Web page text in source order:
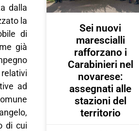
dalla
la
di
già
ad
di cui
Sei nuovi
marescialli
rafforzano i
Carabinieri nel
novarese:
assegnati alle
stazioni del
territorio